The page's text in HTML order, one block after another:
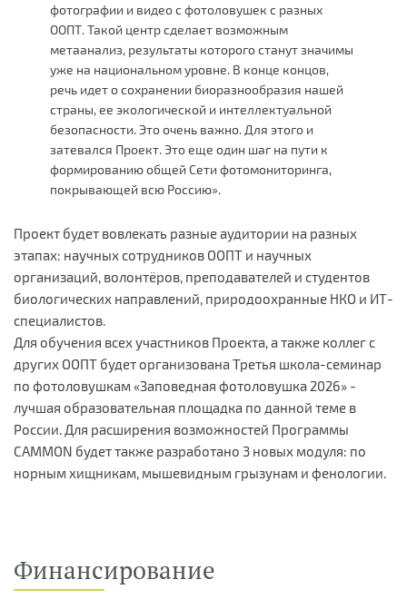
фотографии и видео с фотоловушек с разных
ООПТ. Такой центр сделает возможным
метаанализ, результаты которого станут значимы
уже на национальном уровне. В конце концов,
речь идет о сохранении биоразнообразия нашей
страны, ее экологической и интеллектуальной
безопасности. Это очень важно. Для этого и
затевался Проект. Это еще один шаг на пути к
формированию общей Сети фотомониторинга,
покрывающей всю Россию».
Проект будет вовлекать разные аудитории на разных
этапах: научных сотрудников ООПТ и научных
организаций, волонтёров, преподавателей и студентов
биологических направлений, природоохранные НКО и ИТ-
специалистов.
Для обучения всех участников Проекта, а также коллег с
других ООПТ будет организована Третья школа-семинар
по фотоловушкам «Заповедная фотоловушка 2026» -
лучшая образовательная площадка по данной теме в
России. Для расширения возможностей Программы
CAMMON будет также разработано 3 новых модуля: по
норным хищникам, мышевидным грызунам и фенологии.
Финансирование